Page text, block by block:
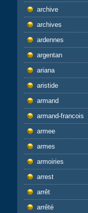
archive
archives
ardennes
argentan
ariana
aristide
armand
armand-francois
armee
armes
armoiries
arrest
arrêt
arrêté